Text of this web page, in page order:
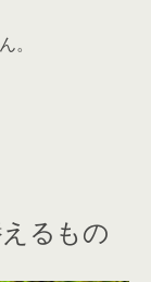
。
るもの